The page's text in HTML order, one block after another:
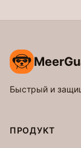
Быстрый и
ПРОДУКТ